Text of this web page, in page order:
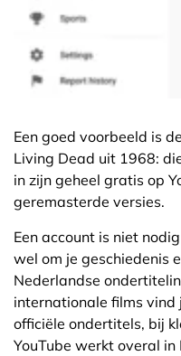
Een goed voorbeeld is
Living Dead uit 1968:
in zijn geheel gratis op
geremasterde versies.
Een account is niet
wel om je geschiedenis
Nederlandse
internationale films
officiële ondertitels, bij
YouTube werkt overal